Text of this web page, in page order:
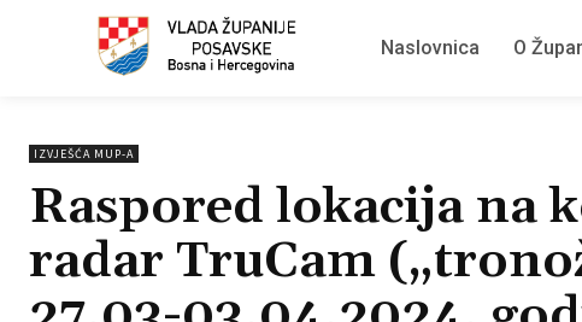
Naslovnica O
IZVJEŠĆA MUP-A
Raspored lokacija na
radar TruCam